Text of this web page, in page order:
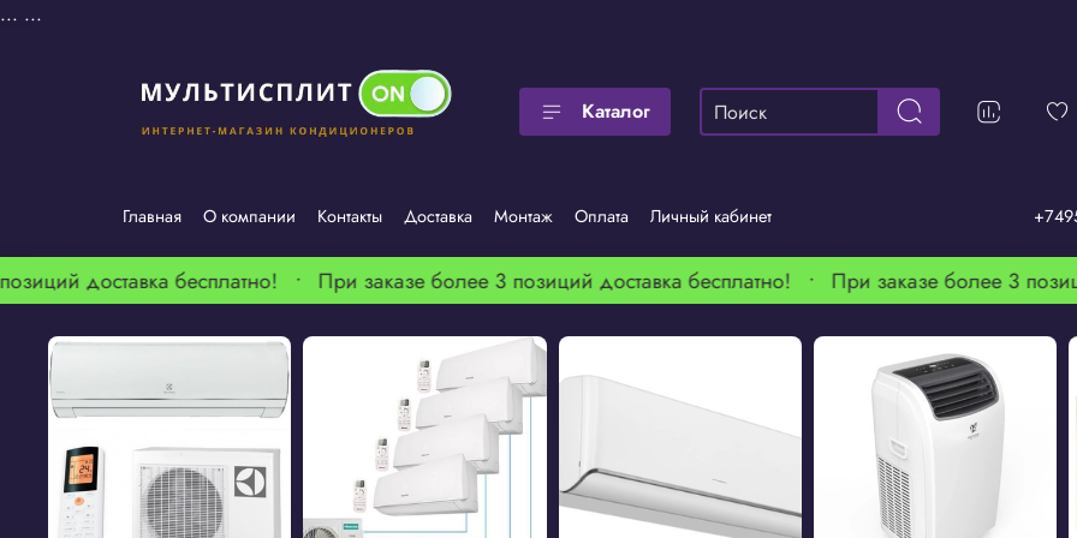
... ...
Каталог
Главная О компании Контакты Доставка Монтаж Оплата Личный кабинет
доставка бесплатно! • При заказе более 3 позиций доставка бесплатно! • При заказе более 3